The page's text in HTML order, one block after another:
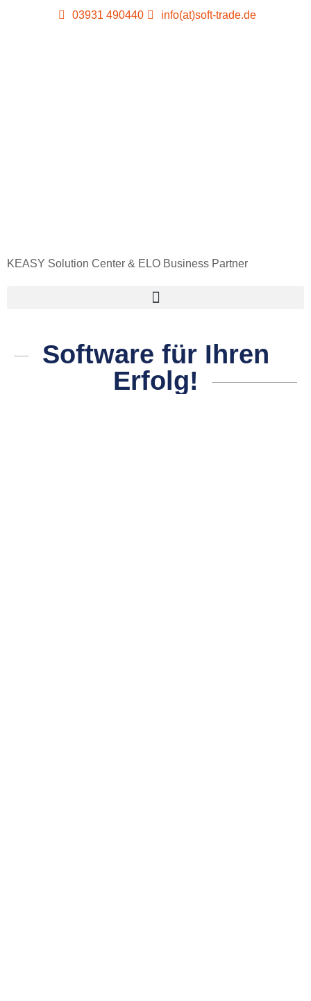
03931 490440 info(at)soft-trade.de
KEASY Solution Center & ELO Business Partner
Software für Ihren
Erfolg!